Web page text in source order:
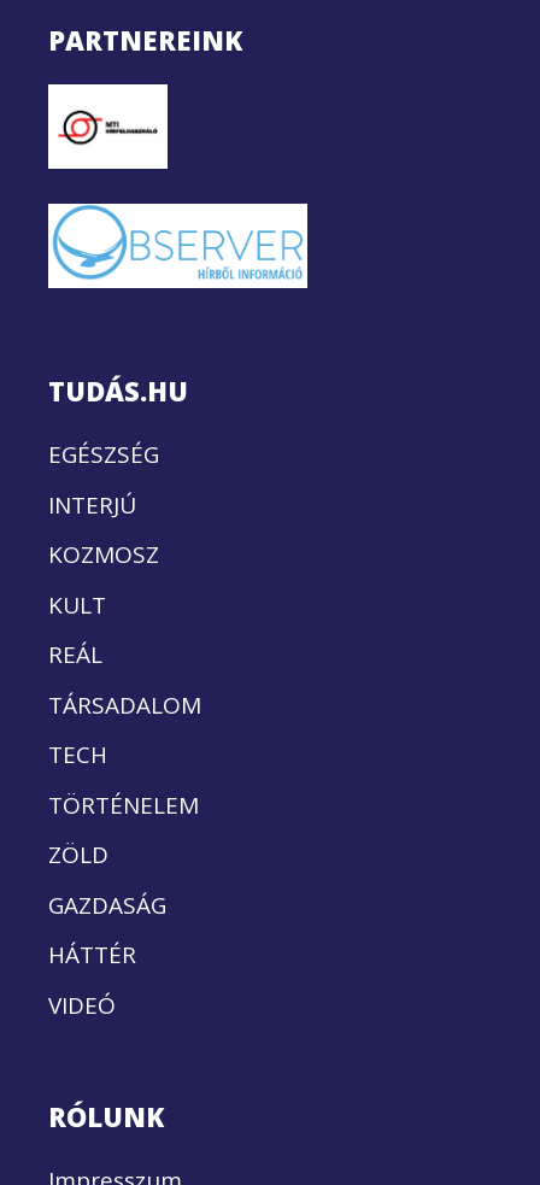
PARTNEREINK
TUDÁS.HU
EGÉSZSÉG
INTERJÚ
KOZMOSZ
KULT
REÁL
TÁRSADALOM
TECH
TÖRTÉNELEM
ZÖLD
GAZDASÁG
HÁTTÉR
VIDEÓ
RÓLUNK